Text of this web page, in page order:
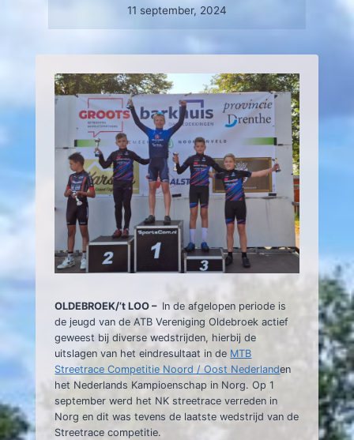
11 september, 2024
OLDEBROEK/’t LOO – In de afgelopen periode is
de jeugd van de ATB Vereniging Oldebroek actief
geweest bij diverse wedstrijden, hierbij de
uitslagen van het eindresultaat in de MTB
Streetrace Competitie Noord / Oost Nederlanden
het Nederlands Kampioenschap in Norg. Op 1
september werd het NK streetrace verreden in
Norg en dit was tevens de laatste wedstrijd van de
Streetrace competitie.